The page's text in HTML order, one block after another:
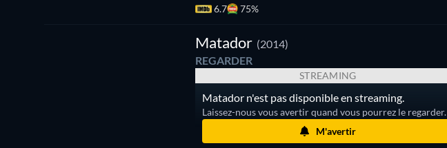
6.7 75%
Matador (2014)
REGARDER
STREAMING
Matador n'est pas disponible en streaming.
Laissez-nous vous avertir quand vous pourrez le regarder.
M'avertir